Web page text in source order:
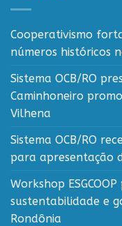
Cooperativismo
números históricos
Sistema OCB/RO
Caminhoneiro
Vilhena
Sistema OCB/RO
para apresentação
Workshop
sustentabilidade e
Rondônia